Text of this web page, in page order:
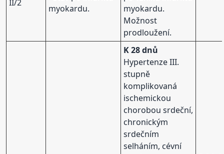
II/2
myokardu.
myokardu.
Možnost
prodloužení.
K 28 dnů
Hypertenze III.
stupně
komplikovaná
ischemickou
chorobou srdeční,
chronickým
srdečním
selháním, cévní